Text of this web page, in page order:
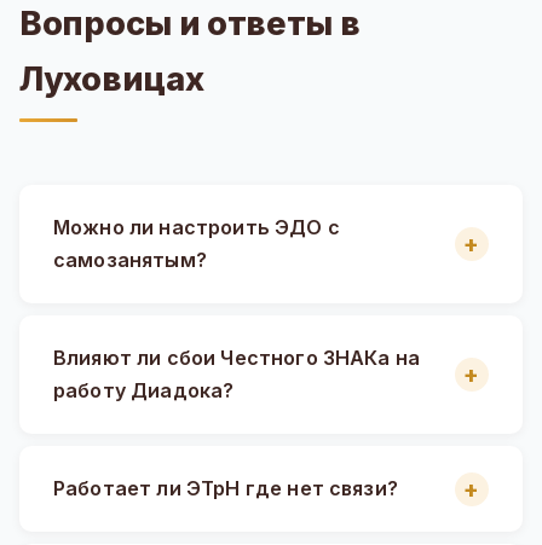
Вопросы и ответы в
Луховицах
Можно ли настроить ЭДО с
самозанятым?
Влияют ли сбои Честного ЗНАКа на
работу Диадока?
Работает ли ЭТрН где нет связи?